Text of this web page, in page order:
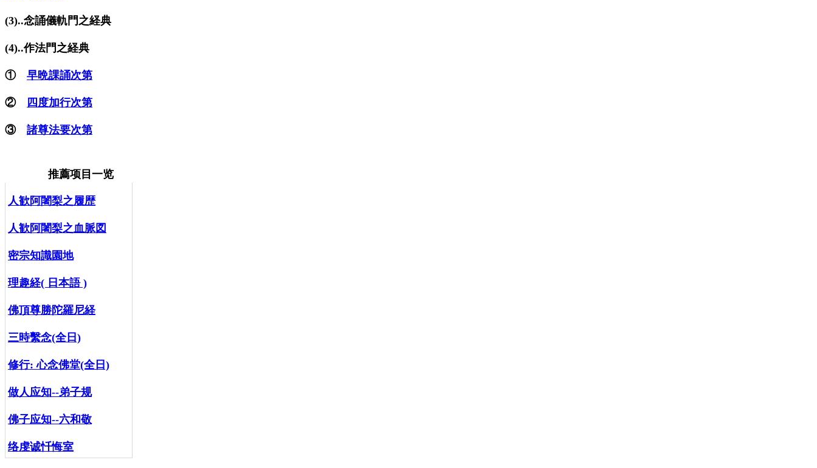
(3)..念誦儀軌門之経典
(4)..作法門之経典
① 早晩課誦次第
② 四度加行次第
③ 諸尊法要次第
推薦项目一览
人歓阿闍梨之履歴
人歓阿闍梨之血脈図
密宗知識園地
理趣経( 日本語 )
佛頂尊勝陀羅尼経
三時繫念(全日)
修行:心念佛堂(全日)
做人应知--弟子规
佛子应知--六和敬
络虔诚忏悔室